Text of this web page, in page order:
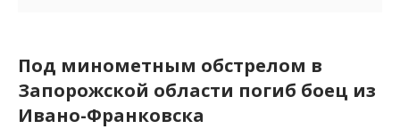
Под минометным обстрелом в
Запорожской области погиб боец из
Ивано-Франковска